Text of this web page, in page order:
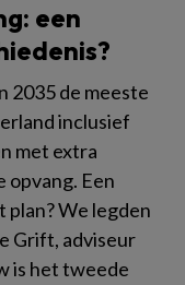
een
2035 de meeste
inclusief
met extra
Een
We legden
Grift, adviseur
is het tweede